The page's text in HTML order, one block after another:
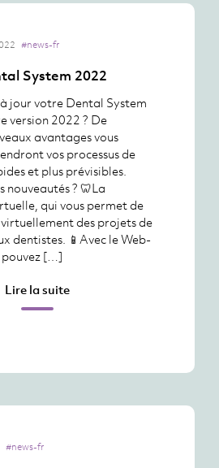
#news-fr
System 2022
jour votre Dental System
version 2022 ? De
avantages vous
vos processus de
et plus prévisibles.
nouveautés ? 🦷La
qui vous permet de
des projets de
dentistes. 📱Avec le Web-
pouvez […]
Lire la suite
#news-fr